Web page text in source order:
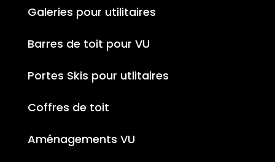
Galeries pour utilitaires
Barres de toit pour VU
Portes Skis pour utlitaires
Coffres de toit
Aménagements VU